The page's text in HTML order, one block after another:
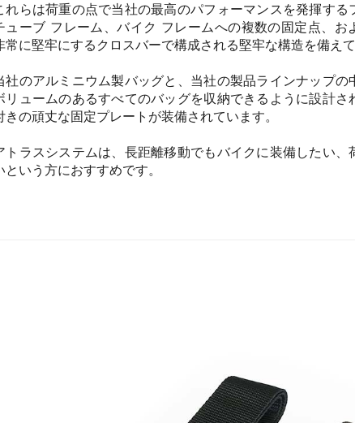
れらは荷重の点で当社の最高のパフォーマンスを発揮する
ューブ フレーム、バイク フレームへの複数の固定点、お
常に堅牢にするクロスバーで構成される堅牢な構造を備えて
社のアルミニウム製バッグと、当社の製品ラインナップの
リュームのあるすべてのバッグを収納できるように設計さ
きの頑丈な固定プレートが装備されています。
トラスシステムは、長距離移動でもバイクに装備したい、
という方におすすめです。